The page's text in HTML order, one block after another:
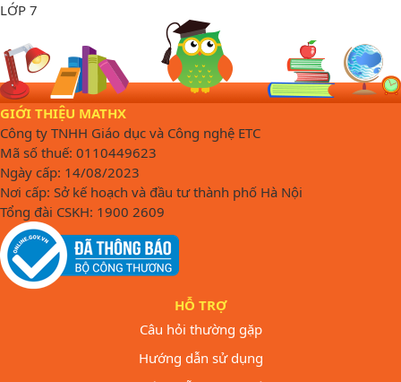
LỚP 7
GIỚI THIỆU MATHX
Công ty TNHH Giáo dục và Công nghệ ETC
Mã số thuế: 0110449623
Ngày cấp: 14/08/2023
Nơi cấp: Sở kế hoạch và đầu tư thành phố Hà Nội
Tổng đài CSKH: 1900 2609
HỖ TRỢ
Câu hỏi thường gặp
Hướng dẫn sử dụng